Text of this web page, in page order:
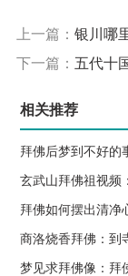
上一篇： 银川哪
下一篇： 五代十
相关推荐
拜佛后梦到不好的
玄武山拜佛祖视频
拜佛如何摆出清净
商洛烧香拜佛：到
梦见求拜佛像：拜